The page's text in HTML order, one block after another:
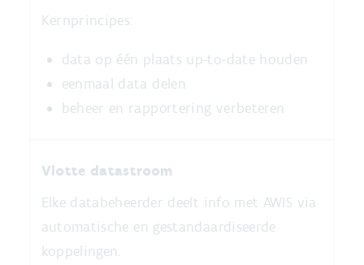
Kernprincipes:
data op één plaats up-to-date houden
eenmaal data delen
beheer en rapportering verbeteren
Vlotte datastroom
Elke databeheerder deelt info met AWIS via
automatische en gestandaardiseerde
koppelingen.